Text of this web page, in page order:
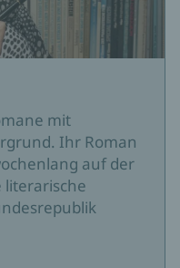
mit
Ihr Roman
auf der
literarische